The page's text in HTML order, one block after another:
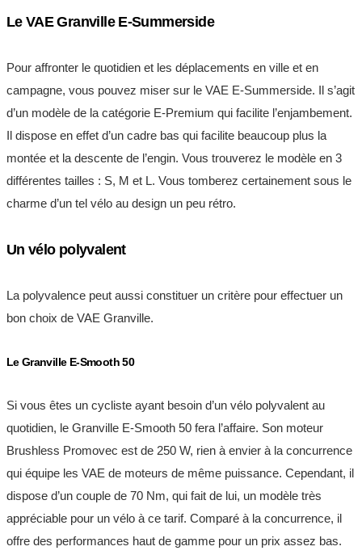
Le VAE Granville E-Summerside
Pour affronter le quotidien et les déplacements en ville et en
campagne, vous pouvez miser sur le VAE E-Summerside. Il s’agit
d’un modèle de la catégorie E-Premium qui facilite l’enjambement.
Il dispose en effet d’un cadre bas qui facilite beaucoup plus la
montée et la descente de l’engin. Vous trouverez le modèle en 3
différentes tailles : S, M et L. Vous tomberez certainement sous le
charme d’un tel vélo au design un peu rétro.
Un vélo polyvalent
La polyvalence peut aussi constituer un critère pour effectuer un
bon choix de VAE Granville.
Le Granville E-Smooth 50
Si vous êtes un cycliste ayant besoin d’un vélo polyvalent au
quotidien, le Granville E-Smooth 50 fera l’affaire. Son moteur
Brushless Promovec est de 250 W, rien à envier à la concurrence
qui équipe les VAE de moteurs de même puissance. Cependant, il
dispose d’un couple de 70 Nm, qui fait de lui, un modèle très
appréciable pour un vélo à ce tarif. Comparé à la concurrence, il
offre des performances haut de gamme pour un prix assez bas.